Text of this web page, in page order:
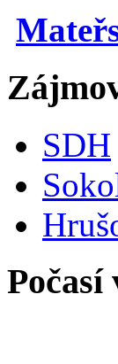
SDH
Počasí